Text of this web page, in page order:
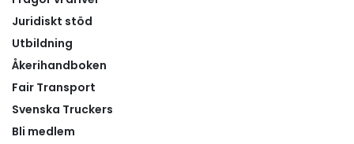
Juridiskt stöd
Utbildning
Åkerihandboken
Fair Transport
Svenska Truckers
Bli medlem